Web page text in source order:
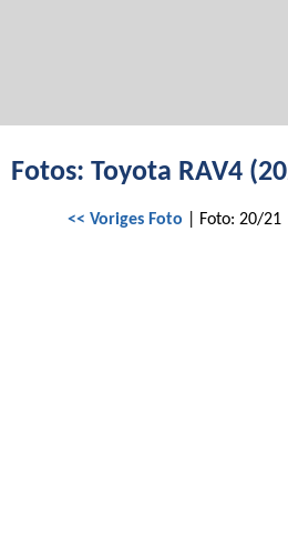
Fotos: Toyota RAV4
<< Voriges Foto | Foto: 20/21 |